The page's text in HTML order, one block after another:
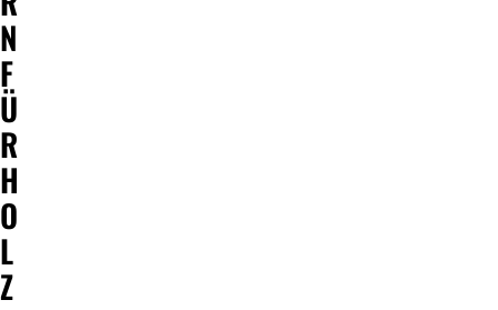
N
F
Ü
R
H
O
L
Z